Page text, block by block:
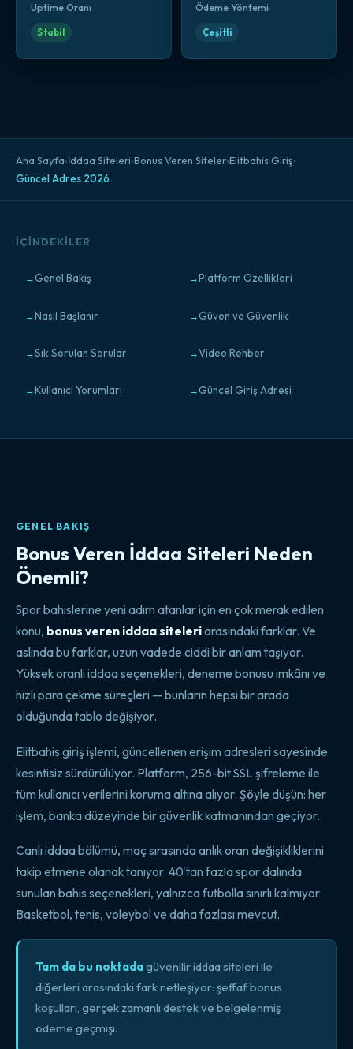
Uptime Oranı
Stabil
Ödeme Yöntemi
Çeşitli
Ana Sayfa›İddaa Siteleri›Bonus Veren Siteler›Elitbahis Giriş›
Güncel Adres 2026
İÇINDEKILER
Genel Bakış Platform Özellikleri
Nasıl Başlanır Güven ve Güvenlik
Sık Sorulan Sorular Video Rehber
Kullanıcı Yorumları Güncel Giriş Adresi
GENEL BAKIŞ
Bonus Veren İddaa Siteleri Neden
Önemli?
Spor bahislerine yeni adım atanlar için en çok merak edilen
konu, bonus veren iddaa siteleriarasındaki farklar. Ve
aslında bu farklar, uzun vadede ciddi bir anlam taşıyor.
Yüksek oranlı iddaa seçenekleri, deneme bonusu imkânı ve
hızlı para çekme süreçleri — bunların hepsi bir arada
olduğunda tablo değişiyor.
Elitbahis giriş işlemi, güncellenen erişim adresleri sayesinde
kesintisiz sürdürülüyor. Platform, 256-bit SSL şifreleme ile
tüm kullanıcı verilerini koruma altına alıyor. Şöyle düşün: her
işlem, banka düzeyinde bir güvenlik katmanından geçiyor.
Canlı iddaa bölümü, maç sırasında anlık oran değişikliklerini
takip etmene olanak tanıyor. 40'tan fazla spor dalında
sunulan bahis seçenekleri, yalnızca futbolla sınırlı kalmıyor.
Basketbol, tenis, voleybol ve daha fazlası mevcut.
Tam da bu noktadagüvenilir iddaa siteleri ile
diğerleri arasındaki fark netleşiyor: şeffaf bonus
koşulları, gerçek zamanlı destek ve belgelenmiş
ödeme geçmişi.